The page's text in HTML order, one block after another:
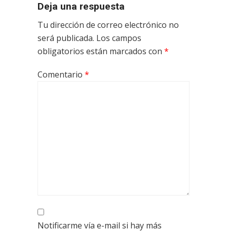
Deja una respuesta
Tu dirección de correo electrónico no
será publicada. Los campos
obligatorios están marcados con *
Comentario *
Notificarme vía e-mail si hay más